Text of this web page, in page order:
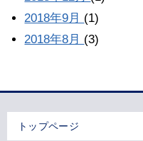
2018年9月 (1)
2018年8月 (3)
トップページ